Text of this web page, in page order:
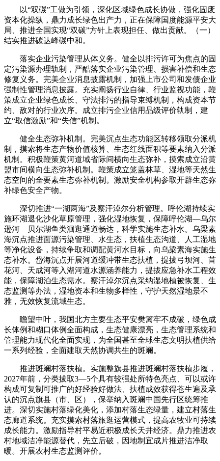
以“双碳”工做为引领，深化区域绿色成长协做，强化固废
资本化操纵，鼎力成长绿色出产力，正在保障国度能源平安大
局、推进全国实现“双碳”方针上表现担任、做出贡献。（一）
结实推进碳达峰碳中和。
落实企业污染管理从体义务。健全以排污许可为焦点的固
定污染源办理轨制，严酷落实企业污染管理、损害补偿和生态
修复义务。完美企业消息披露机制，加强上市公司和发债企业
强制性管理消息披露。充实阐扬行业自律、行业监视功能，鞭
策成立企业绿色成长、守法排污的指导束缚机制，构成资本节
约、敌对的行业次序。成立排污企业信用品级评价轨制，建
立“取信激励”和“失信”机制。
健全生态弥补机制。完美沉点生态功能区转移领取分派机
制，摸索将生态产物价值核算、生态红线面积等要素纳入分派
机制。积极鞭策黄河道域省际间横向生态弥补，摸索成立沿黄
盟市间横向生态弥补机制。鞭策成立笼盖林草、湿地等天然生
态空间的全要素生态弥补机制。激励安全机构参取开辟生态弥
补绿色安全产物。
深切推进“一湖两海”及察汗淖尔分析管理。呼伦湖持续实
施环湖退化沙化草原管理，强化湿地恢复，保障呼伦湖—乌尔
逊河—贝尔湖鱼类洄逛通道畅达，科学实施生态补水。乌梁素
海沉点推进面源污染管理、水生态，扶植生态沟道、人工湿地
等净化设备，持续争取和调配黄河水目标，向乌梁素海实施生
态补水。岱海沉点开展河道缓冲带生态扶植，提拔弓坝河、苜
花河、天成河等入湖河道水源涵养能力，提拔应急补水工程效
能，保障湖泊生态需水。察汗淖尔沉点采纳湿地植被恢复、生
态监测等办法，湿地资本和生物多样性，守护天然湿地景不
雅，无效恢复流域生态。
瞻望中叶，我国北方主要生态平安樊篱牢不成破，绿色成
长体例和糊口体例全面构成，生态健康漂亮，生态管理系统和
管理能力现代化全面实现，为全国甚至全球生态文明扶植供给
一系列经验，全面建取天然协调共生的斑斓。
推进斑斓村落扶植。实施整旗县推进斑斓村落扶植步履，
2027年前，分类拔取3—5个具有较强处所特色亮点、可以或许
构成可复制可推广的好经验好做法、扶植成效获得苍生遍及承
认的沉点旗县（市、区），保举纳入斑斓中国先行区统筹推
进。深切实施村落绿化美化，添加村落生态绿量，建立村落生
态廊道系统。充实摸索村落旅逛运营模式，提高农牧业可持续
成长能力。激励指导村平易近积极成长天井经济。鼎力推进农
村地域洁净能源替代，先立后破，因地制宜成片推进洁净取
暖。开展农村生态监测评价。